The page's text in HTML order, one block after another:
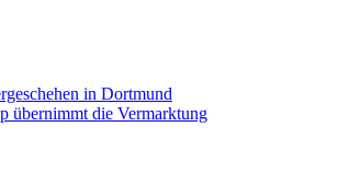
in Dortmund
übernimmt die Vermarktung